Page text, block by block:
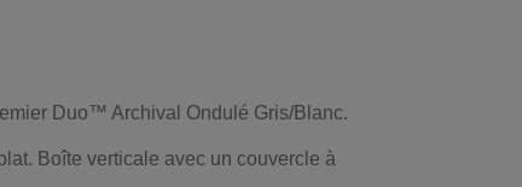
Duo™ Archival Ondulé Gris/Blanc.
Boîte verticale avec un couvercle à